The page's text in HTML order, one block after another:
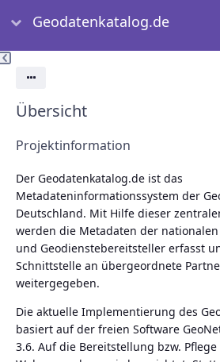
Geodatenkatalog.de
Übersicht
Projektinformation
Der Geodatenkatalog.de ist das
Metadateninformationssystem der
Deutschland. Mit Hilfe dieser
werden die Metadaten der
und Geodienstebereitsteller erfasst
Schnittstelle an übergeordnete
weitergegeben.
Die aktuelle Implementierung des
basiert auf der freien Software
3.6. Auf die Bereitstellung bzw.